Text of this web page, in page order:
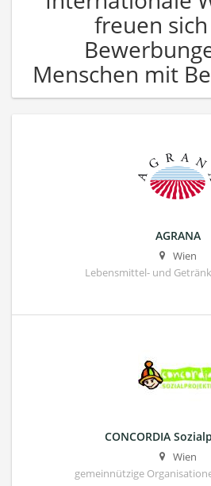
freuen
Menschen mit
AGRANA
Wien
Lebensmittel- und
CONCORDIA
Wien
gemeinnützige